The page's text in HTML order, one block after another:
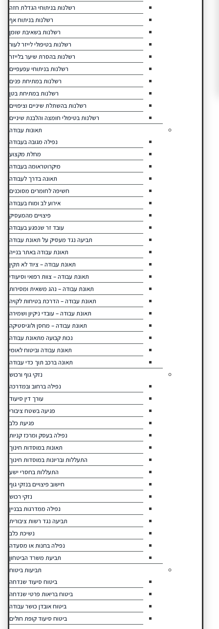
רשלנות בניתוחי הגדלת חזה
רשלנות בניתוח אף
רשלנות בשאיבת שומן
רשלנות בטיפולי לייזר לעור
רשלנות בהסרת שיער בלייזר
רשלנות בניתוחי עפעפיים
רשלנות במתיחת פנים
רשלנות במתיחת בטן
רשלנות בהשתלת שיניים וציפויים
רשלנות בטיפולי חומצה והלבנת שיניים
תאונות עבודה
נפילה מגובה בעבודה
מחלת מקצוע
מיקרוטראומה בעבודה
תאונה בדרך לעבודה
חשיפה לחומרים מסוכנים
אירוע לב ומוח בעבודה
פיצויים מהמעסיק
עובד זר שנפגע בעבודה
תביעה נגד מעסיק על תאונת עבודה
תאונת עבודה באתר בנייה
תאונת עבודה – ציוד לא תקין
תאונת עבודה – צוות רפואי וסיעודי
תאונת עבודה – נהג משאית ומסירות
תאונת עבודה – הדרכת בטיחות לקויה
תאונת עבודה – עובדי ניקיון ושמירה
תאונת עבודה – מחסן ולוגיסטיקה
נכות קבועה מתאונת עבודה
תאונת עבודה וביטוח לאומי
תאונה ברכב תוך כדי עבודה
נזקי גוף ורכוש
נפילה ברחוב ובמדרכה
עורך דין סיעוד
פגיעה בשטח ציבורי
פגיעת כלב
נפילה בעסק ומרכז קניות
תאונות במוסדות חינוך
התעללות ובריונות במוסדות חינוך
התעללות בחסרי ישע
חישוב פיצויים בנזקי גוף
נזקי רכוש
נפילה ממדרגות בבניין
תביעה נגד רשות ציבורית
נשיכת כלב
נפילה בחנות או מסעדה
תביעת משרד הביטחון
תביעות ביטוח
ביטוח סיעוד שנדחה
ביטוח בריאות פרטי שנדחה
ביטוח אובדן כושר עבודה
ביטוח סיעוד קופת חולים